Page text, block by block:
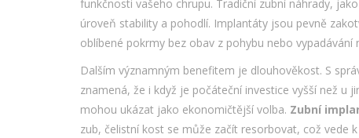
funkčnosti vašeho chrupu. Tradiční zubní náhrady,
úroveň stability a pohodlí. Implantáty jsou pevně
oblíbené pokrmy bez obav z pohybu nebo vypadávání
Dalším významným benefitem je dlouhověkost. S
znamená, že i když je počáteční investice vyšší než
mohou ukázat jako ekonomičtější volba. Zubní
zub, čelistní kost se může začít resorbovat, což